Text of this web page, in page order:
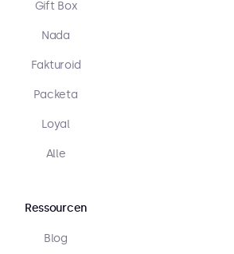
Gift Box
Nada
Fakturoid
Packeta
Loyal
Alle
Ressourcen
Blog